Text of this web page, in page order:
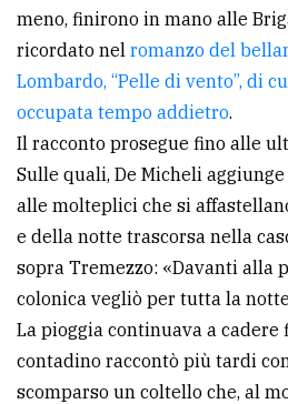
meno, finirono in mano alle
ricordato nel romanzo del
Lombardo, “Pelle di vento”, di
occupata tempo addietro.
Il racconto prosegue fino alle
Sulle quali, De Micheli
alle molteplici che si
e della notte trascorsa nella
sopra Tremezzo: «Davanti alla
colonica vegliò per tutta la
La pioggia continuava a cadere
contadino raccontò più tardi
scomparso un coltello che, al